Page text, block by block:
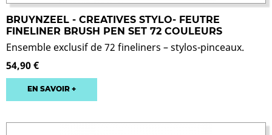
BRUYNZEEL - CREATIVES STYLO- FEUTRE
FINELINER BRUSH PEN SET 72 COULEURS
Ensemble exclusif de 72 fineliners – stylos-pinceaux.
54,90 €
EN SAVOIR +